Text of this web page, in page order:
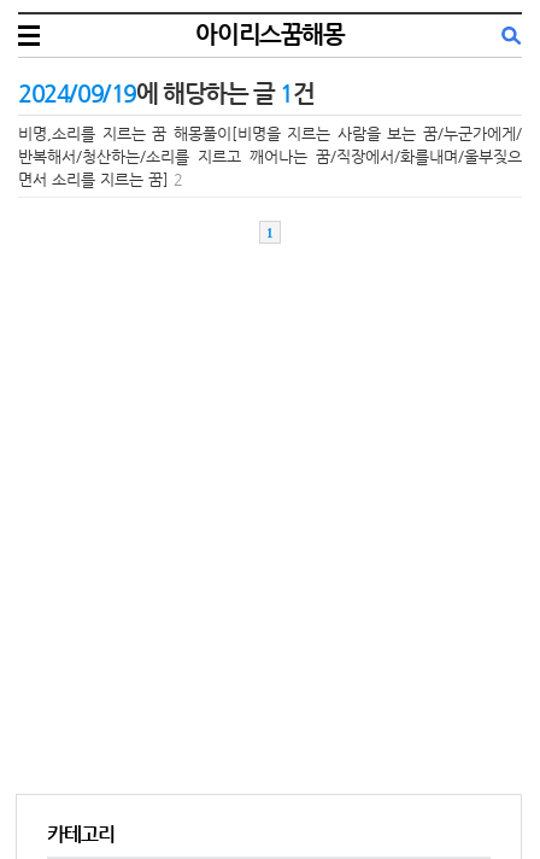
아이리스꿈해몽
2024/09/19에 해당하는 글 1건
비명,소리를 지르는 꿈 해몽풀이[비명을 지르는 사람을 보는 꿈/누군가에게/
반복해서/청산하는/소리를 지르고 깨어나는 꿈/직장에서/화를내며/울부짖으
면서 소리를 지르는 꿈] 2
1
카테고리